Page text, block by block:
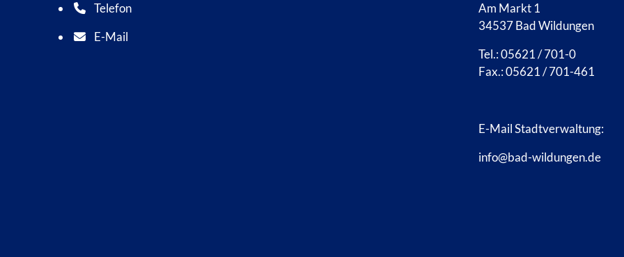
Telefon
Telefonnummer: 0 5 6 2 1 7 0 1 0
E-Mail
E-Mail Adresse: info@bad-wildungen.de
Am Markt 1
34537 Bad Wildungen
Tel.: 05621 / 701-0
Fax.: 05621 / 701-461
E-Mail Stadtverwaltung:
info@bad-wildungen.de